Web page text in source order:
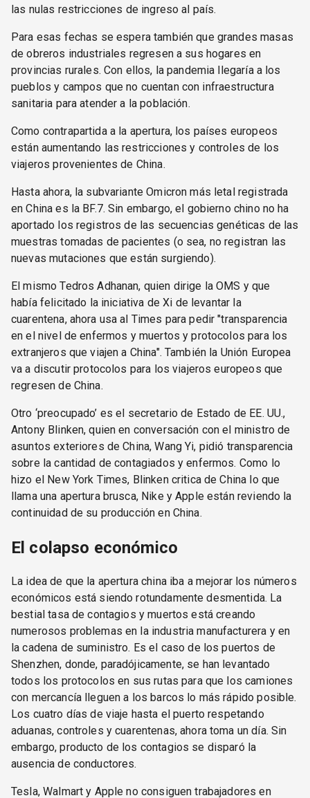
las nulas restricciones de ingreso al país.
Para esas fechas se espera también que grandes masas
de obreros industriales regresen a sus hogares en
provincias rurales. Con ellos, la pandemia llegaría a los
pueblos y campos que no cuentan con infraestructura
sanitaria para atender a la población.
Como contrapartida a la apertura, los países europeos
están aumentando las restricciones y controles de los
viajeros provenientes de China.
Hasta ahora, la subvariante Omicron más letal registrada
en China es la BF.7. Sin embargo, el gobierno chino no ha
aportado los registros de las secuencias genéticas de las
muestras tomadas de pacientes (o sea, no registran las
nuevas mutaciones que están surgiendo).
El mismo Tedros Adhanan, quien dirige la OMS y que
había felicitado la iniciativa de Xi de levantar la
cuarentena, ahora usa al Times para pedir "transparencia
en el nivel de enfermos y muertos y protocolos para los
extranjeros que viajen a China". También la Unión Europea
va a discutir protocolos para los viajeros europeos que
regresen de China.
Otro ‘preocupado’ es el secretario de Estado de EE. UU.,
Antony Blinken, quien en conversación con el ministro de
asuntos exteriores de China, Wang Yi, pidió transparencia
sobre la cantidad de contagiados y enfermos. Como lo
hizo el New York Times, Blinken critica de China lo que
llama una apertura brusca, Nike y Apple están reviendo la
continuidad de su producción en China.
El colapso económico
La idea de que la apertura china iba a mejorar los números
económicos está siendo rotundamente desmentida. La
bestial tasa de contagios y muertos está creando
numerosos problemas en la industria manufacturera y en
la cadena de suministro. Es el caso de los puertos de
Shenzhen, donde, paradójicamente, se han levantado
todos los protocolos en sus rutas para que los camiones
con mercancía lleguen a los barcos lo más rápido posible.
Los cuatro días de viaje hasta el puerto respetando
aduanas, controles y cuarentenas, ahora toma un día. Sin
embargo, producto de los contagios se disparó la
ausencia de conductores.
Tesla, Walmart y Apple no consiguen trabajadores en